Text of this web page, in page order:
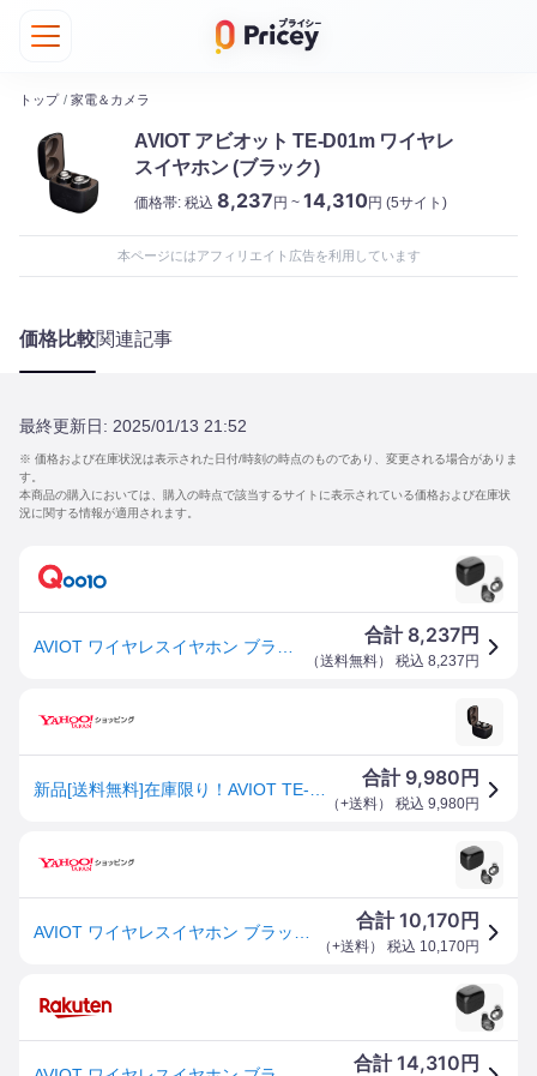
トップ / 家電＆カメラ
AVIOT アビオット TE-D01m ワイヤレ
スイヤホン (ブラック)
価格帯: 税込 8,237円 ~ 14,310円 (5サイト)
本ページにはアフィリエイト広告を利用しています
価格比較関連記事
最終更新日: 2025/01/13 21:52
※ 価格および在庫状況は表示された日付/時刻の時点のものであり、変更される場合がありま
す。
本商品の購入においては、購入の時点で該当するサイトに表示されている価格および在庫状
況に関する情報が適用されます。
合計 8,237円
（送料無料） 税込 8,237 円
合計 9,980 円
（+送料） 税込 9,980円
合計10,170 円
（+送料） 税込 10,170円
合計14,310 円